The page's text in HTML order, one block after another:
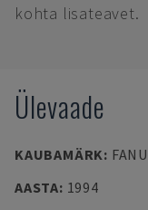
kohta lisateavet.
Ülevaade
KAUBAMÄRK:
AASTA: 1994